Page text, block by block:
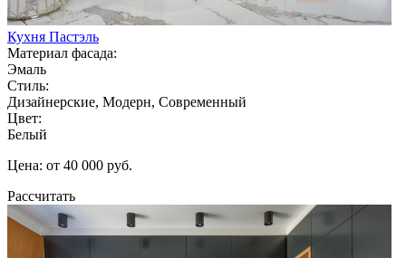
Кухня Пастэль
Материал фасада:
Эмаль
Стиль:
Дизайнерские, Модерн, Современный
Цвет:
Белый
Цена: от 40 000 руб.
Рассчитать